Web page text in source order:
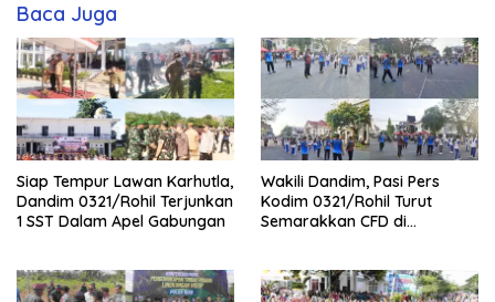
Baca Juga
Siap Tempur Lawan Karhutla,
Dandim 0321/Rohil Terjunkan
1 SST Dalam Apel Gabungan
Wakili Dandim, Pasi Pers
Kodim 0321/Rohil Turut
Semarakkan CFD di